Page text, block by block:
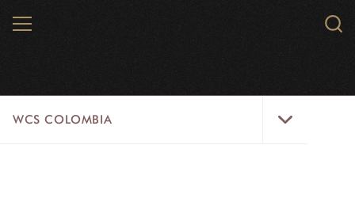
MENU
WCS COLOMBIA